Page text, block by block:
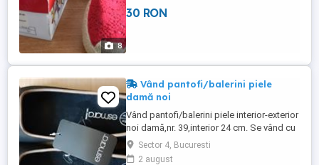
8
30 RON
Vând pantofi/balerini piele
damă noi
Vând pantofi/balerini piele interior-exterior
noi damă,nr. 39,interior 24 cm. Se vând cu
cutia lor. Cumpărați din Anglia.
Sector 4, Bucuresti
2 august